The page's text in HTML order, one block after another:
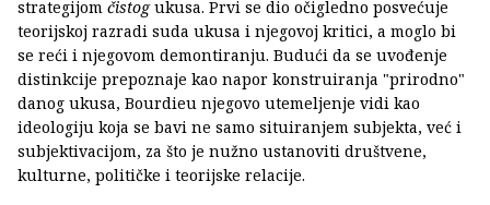
strategijom čistogukusa. Prvi se dio očigledno posvećuje
teorijskoj razradi suda ukusa i njegovoj kritici, a moglo bi
se reći i njegovom demontiranju. Budući da se uvođenje
distinkcije prepoznaje kao napor konstruiranja "prirodno"
danog ukusa, Bourdieu njegovo utemeljenje vidi kao
ideologiju koja se bavi ne samo situiranjem subjekta, već i
subjektivacijom, za što je nužno ustanoviti društvene,
kulturne, političke i teorijske relacije.